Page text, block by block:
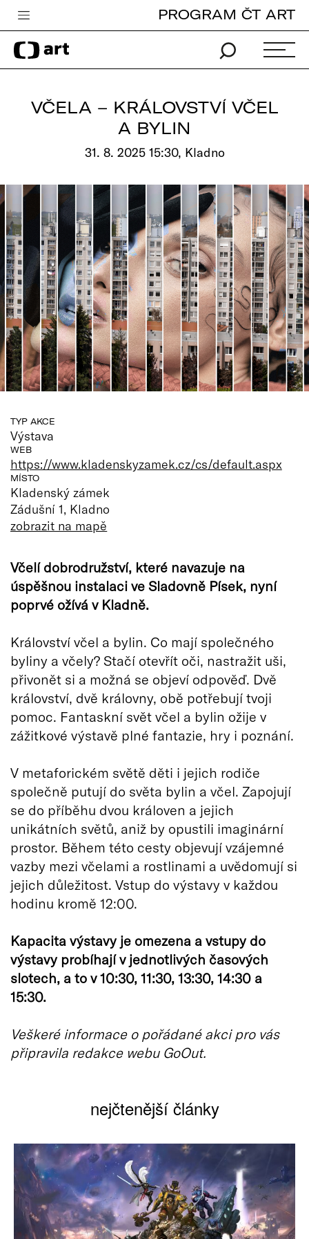
Česká televize
Zpravodajství
Vše o ČT
PROGRAM ČT ART
VČELA – KRÁLOVSTVÍ VČEL
A BYLIN
31. 8. 2025 15:30, Kladno
TYP AKCE
Výstava
WEB
https://www.kladenskyzamek.cz/cs/default.aspx
MÍSTO
Kladenský zámek
Zádušní 1, Kladno
zobrazit na mapě
Včelí dobrodružství, které navazuje na
úspěšnou instalaci ve Sladovně Písek, nyní
poprvé ožívá v Kladně.
Království včel a bylin. Co mají společného
byliny a včely? Stačí otevřít oči, nastražit uši,
přivonět si a možná se objeví odpověď. Dvě
království, dvě královny, obě potřebují tvoji
pomoc. Fantaskní svět včel a bylin ožije v
zážitkové výstavě plné fantazie, hry i poznání.
V metaforickém světě děti i jejich rodiče
společně putují do světa bylin a včel. Zapojují
se do příběhu dvou královen a jejich
unikátních světů, aniž by opustili imaginární
prostor. Během této cesty objevují vzájemné
vazby mezi včelami a rostlinami a uvědomují si
jejich důležitost. Vstup do výstavy v každou
hodinu kromě 12:00.
Kapacita výstavy je omezena a vstupy do
výstavy probíhají v jednotlivých časových
slotech, a to v 10:30, 11:30, 13:30, 14:30 a
15:30.
Veškeré informace o pořádané akci pro vás
připravila redakce webu GoOut.
nejčtenější články